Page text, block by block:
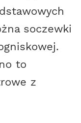
soczewki
to
z